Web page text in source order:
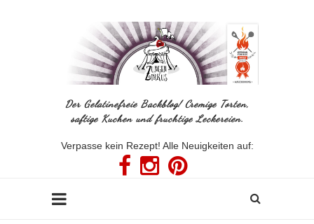
Der Gelatinefreie Backblog! Cremige Torten,
saftige Kuchen und fruchtige Leckereien.
Verpasse kein Rezept! Alle Neuigkeiten auf: